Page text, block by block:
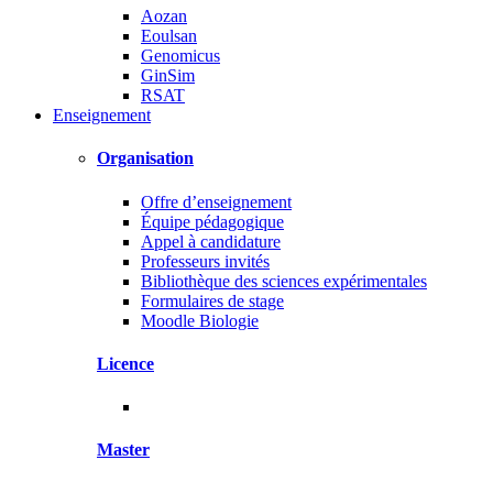
Aozan
Eoulsan
Genomicus
GinSim
RSAT
Enseignement
Organisation
Offre d’enseignement
Équipe pédagogique
Appel à candidature
Professeurs invités
Bibliothèque des sciences expérimentales
Formulaires de stage
Moodle Biologie
Licence
Master